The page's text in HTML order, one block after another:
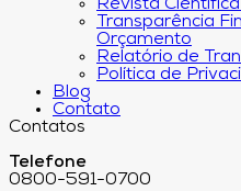
Revista
Transparência
Orçamento
Relatório de
Política de
Blog
Contato
Contatos
Telefone
0800-591-0700